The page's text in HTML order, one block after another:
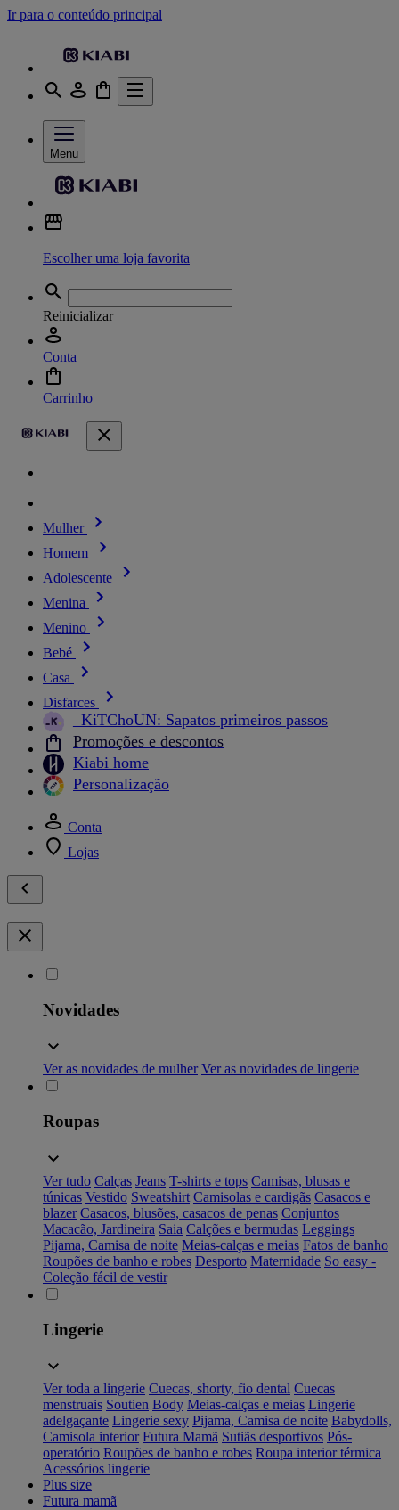
Ir para o conteúdo principal
Menu
Escolher uma loja favorita
Reinicializar
Conta
Carrinho
Mulher
Homem
Adolescente
Menina
Menino
Bebé
Casa
Disfarces
_KiTChoUN: Sapatos primeiros passos
Promoções e descontos
Kiabi home
Personalização
Conta
Lojas
Novidades
Ver as novidades de mulher Ver as novidades de lingerie
Roupas
Ver tudo Calças Jeans T-shirts e tops Camisas, blusas e
túnicas Vestido Sweatshirt Camisolas e cardigãs Casacos e
blazer Casacos, blusões, casacos de penas Conjuntos
Macacão, Jardineira Saia Calções e bermudas Leggings
Pijama, Camisa de noite Meias-calças e meias Fatos de banho
Roupões de banho e robes Desporto Maternidade So easy -
Coleção fácil de vestir
Lingerie
Ver toda a lingerie Cuecas, shorty, fio dental Cuecas
menstruais Soutien Body Meias-calças e meias Lingerie
adelgaçante Lingerie sexy Pijama, Camisa de noite Babydolls,
Camisola interior Futura Mamã Sutiãs desportivos Pós-
operatório Roupões de banho e robes Roupa interior térmica
Acessórios lingerie
Plus size
Futura mamã